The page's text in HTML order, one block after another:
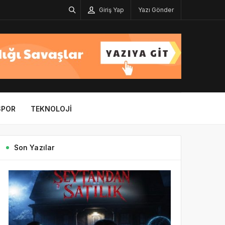
Giriş Yap Yazı Gönder
TEKNOLOJI
Son Yazılar